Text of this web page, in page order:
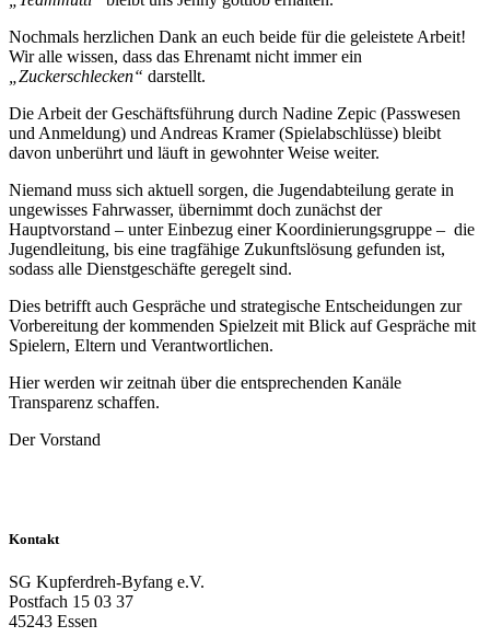
Nochmals herzlichen Dank an euch beide für die geleistete Arbeit!
Wir alle wissen, dass das Ehrenamt nicht immer ein
„Zuckerschlecken“ darstellt.
Die Arbeit der Geschäftsführung durch Nadine Zepic (Passwesen
und Anmeldung) und Andreas Kramer (Spielabschlüsse) bleibt
davon unberührt und läuft in gewohnter Weise weiter.
Niemand muss sich aktuell sorgen, die Jugendabteilung gerate in
ungewisses Fahrwasser, übernimmt doch zunächst der
Hauptvorstand – unter Einbezug einer Koordinierungsgruppe – die
Jugendleitung, bis eine tragfähige Zukunftslösung gefunden ist,
sodass alle Dienstgeschäfte geregelt sind.
Dies betrifft auch Gespräche und strategische Entscheidungen zur
Vorbereitung der kommenden Spielzeit mit Blick auf Gespräche mit
Spielern, Eltern und Verantwortlichen.
Hier werden wir zeitnah über die entsprechenden Kanäle
Transparenz schaffen.
Der Vorstand
Kontakt
SG Kupferdreh-Byfang e.V.
Postfach 15 03 37
45243 Essen